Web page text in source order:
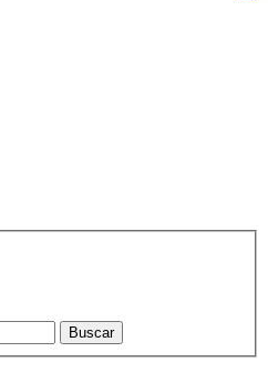
Buscar